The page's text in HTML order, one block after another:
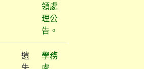
領處
理公
告。
遺
學務